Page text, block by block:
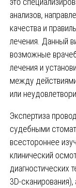
анализов,
качества и
лечения. Данный
возможные
лечения и
между
или
Экспертиза
судебными
всестороннее
клинический
диагностических
3D-